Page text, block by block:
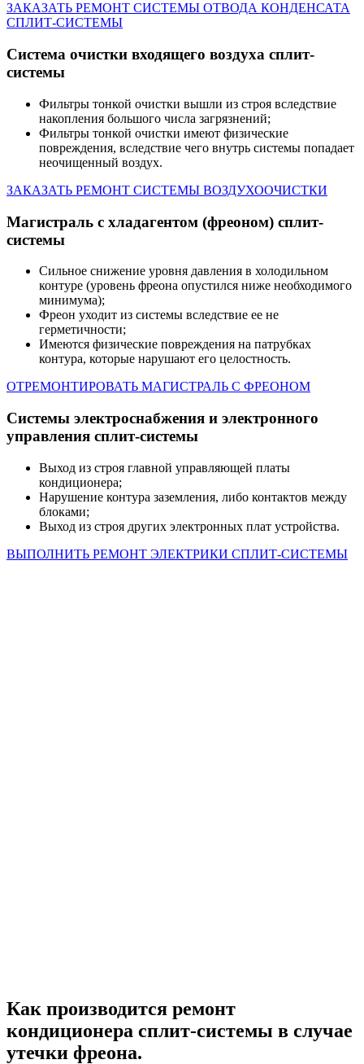
ЗАКАЗАТЬ РЕМОНТ СИСТЕМЫ ОТВОДА КОНДЕНСАТА
СПЛИТ-СИСТЕМЫ
Система очистки входящего воздуха сплит-
системы
Фильтры тонкой очистки вышли из строя вследствие
накопления большого числа загрязнений;
Фильтры тонкой очистки имеют физические
повреждения, вследствие чего внутрь системы попадает
неочищенный воздух.
ЗАКАЗАТЬ РЕМОНТ СИСТЕМЫ ВОЗДУХООЧИСТКИ
Магистраль с хладагентом (фреоном) сплит-
системы
Сильное снижение уровня давления в холодильном
контуре (уровень фреона опустился ниже необходимого
минимума);
Фреон уходит из системы вследствие ее не
герметичности;
Имеются физические повреждения на патрубках
контура, которые нарушают его целостность.
ОТРЕМОНТИРОВАТЬ МАГИСТРАЛЬ С ФРЕОНОМ
Системы электроснабжения и электронного
управления сплит-системы
Выход из строя главной управляющей платы
кондиционера;
Нарушение контура заземления, либо контактов между
блоками;
Выход из строя других электронных плат устройства.
ВЫПОЛНИТЬ РЕМОНТ ЭЛЕКТРИКИ СПЛИТ-СИСТЕМЫ
Как производится ремонт
кондиционера сплит-системы в случае
утечки фреона.